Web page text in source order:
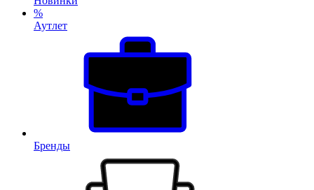
%
Аутлет
Бренды